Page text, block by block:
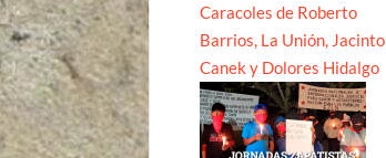
Caracoles de Roberto
Barrios, La Unión, Jacinto
Canek y Dolores Hidalgo